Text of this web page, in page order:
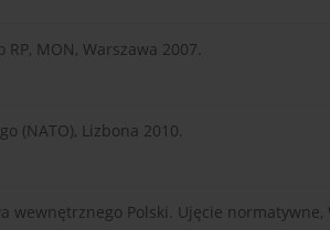
MON, Warszawa 2007.
(NATO), Lizbona 2010.
wewnętrznego Polski. Ujęcie normatywne,